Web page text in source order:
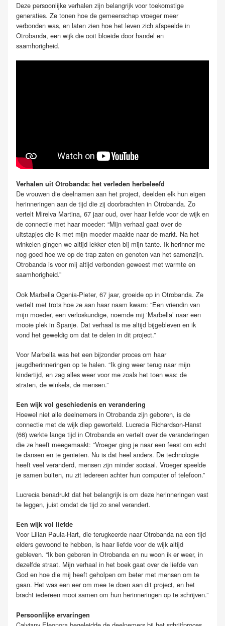
Deze persoonlijke verhalen zijn belangrijk voor toekomstige
generaties. Ze tonen hoe de gemeenschap vroeger meer
verbonden was, en laten zien hoe het leven zich afspeelde in
Otrobanda, een wijk die ooit bloeide door handel en
saamhorigheid.
Verhalen uit Otrobanda: het verleden herbeleefd
De vrouwen die deelnamen aan het project, deelden elk hun eigen
herinneringen aan de tijd die zij doorbrachten in Otrobanda. Zo
vertelt Mirelva Martina, 67 jaar oud, over haar liefde voor de wijk en
de connectie met haar moeder: “Mijn verhaal gaat over de
uitstapjes die ik met mijn moeder maakte naar de markt. Na het
winkelen gingen we altijd lekker eten bij mijn tante. Ik herinner me
nog goed hoe we op de trap zaten en genoten van het samenzijn.
Otrobanda is voor mij altijd verbonden geweest met warmte en
saamhorigheid.”
Ook Marbella Ogenia-Pieter, 67 jaar, groeide op in Otrobanda. Ze
vertelt met trots hoe ze aan haar naam kwam: “Een vriendin van
mijn moeder, een verloskundige, noemde mij ‘Marbella’ naar een
mooie plek in Spanje. Dat verhaal is me altijd bijgebleven en ik
vond het geweldig om dat te delen in dit project.”
Voor Marbella was het een bijzonder proces om haar
jeugdherinneringen op te halen. “Ik ging weer terug naar mijn
kindertijd, en zag alles weer voor me zoals het toen was: de
straten, de winkels, de mensen.”
Een wijk vol geschiedenis en verandering
Hoewel niet alle deelnemers in Otrobanda zijn geboren, is de
connectie met de wijk diep geworteld. Lucrecia Richardson-Hanst
(66) werkte lange tijd in Otrobanda en vertelt over de veranderingen
die ze heeft meegemaakt: “Vroeger ging je naar een feest om echt
te dansen en te genieten. Nu is dat heel anders. De technologie
heeft veel veranderd, mensen zijn minder sociaal. Vroeger speelde
je samen buiten, nu zit iedereen achter hun computer of telefoon.”
Lucrecia benadrukt dat het belangrijk is om deze herinneringen vast
te leggen, juist omdat de tijd zo snel verandert.
Een wijk vol liefde
Voor Lilian Paula-Hart, die terugkeerde naar Otrobanda na een tijd
elders gewoond te hebben, is haar liefde voor de wijk altijd
gebleven. “Ik ben geboren in Otrobanda en nu woon ik er weer, in
dezelfde straat. Mijn verhaal in het boek gaat over de liefde van
God en hoe die mij heeft geholpen om beter met mensen om te
gaan. Het was een eer om mee te doen aan dit project, en het
bracht iedereen mooi samen om hun herinneringen op te schrijven.”
Persoonlijke ervaringen